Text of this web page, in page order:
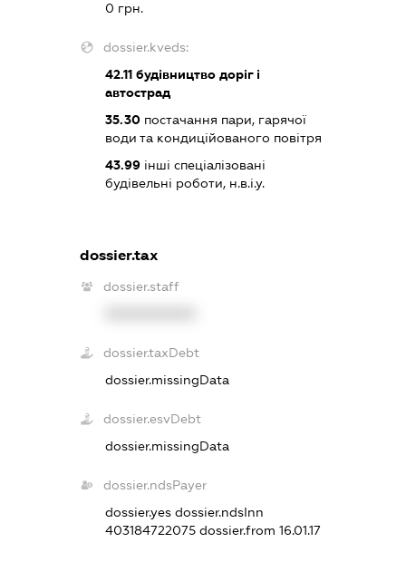
0 грн.
dossier.kveds:
42.11будівництво доріг і
автострад
35.30постачання пари, гарячої
води та кондиційованого повітря
43.99інші спеціалізовані
будівельні роботи, н.в.і.у.
dossier.tax
dossier.staff
dossier.taxDebt
dossier.missingData
dossier.esvDebt
dossier.missingData
dossier.ndsPayer
dossier.yes dossier.ndsInn
403184722075 dossier.from 16.01.17